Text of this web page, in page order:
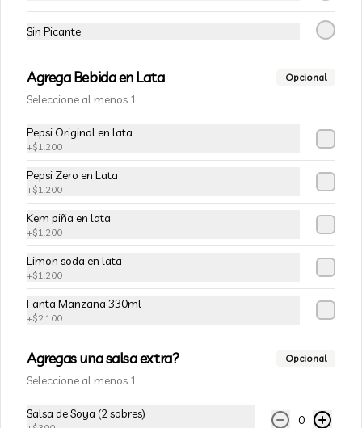
Productos asiáticos y/o veganos
Tofu Fresco Artesanal 900g
Trozo de tofu (Queso de Soya) aprox
$4.950
Conócenos
Zona de despacho
Sin Picante
Agrega Bebida en Lata Opcional
Seleccione al menos 1
Pepsi Original en lata
+$1.200
Pepsi Zero en Lata
+$1.200
Kem piña en lata
+$1.200
Limon soda en lata
+$1.200
Fanta Manzana 330ml
+$2.100
Agregas una salsa extra? Opcional
Seleccione al menos 1
Salsa de Soya (2 sobres) 0